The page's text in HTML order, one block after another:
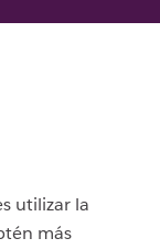
utilizar la
más